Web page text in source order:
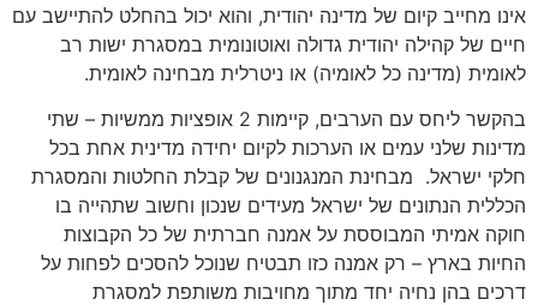
אינו מחייב קיום של מדינה יהודית, והוא יכול בהחלט להתיישב עם
חיים של קהילה יהודית גדולה ואוטונומית במסגרת ישות רב
לאומית (מדינה כל לאומיה) או ניטרלית מבחינה לאומית.
בהקשר ליחס עם הערבים, קיימות 2 אופציות ממשיות – שתי
מדינות שלני עמים או הערכות לקיום יחידה מדינית אחת בכל
חלקי ישראל. מבחינת המנגנונים של קבלת החלטות והמסגרת
הכללית הנתונים של ישראל מעידים שנכון וחשוב שתהייה בו
חוקה אמיתי המבוססת על אמנה חברתית של כל הקבוצות
החיות בארץ – רק אמנה כזו תבטיח שנוכל להסכים לפחות על
דרכים בהן נחיה יחד מתוך מחויבות משותפת למסגרת